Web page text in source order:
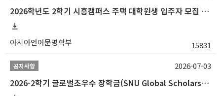
2026학년도 2학기 시흥캠퍼스 주택 대학원생 입주자 모집 안내
아시아언어문명학부 15831
공지사항
2026-2학기 글로벌초우수 장학금(SNU Global Scholarship, GS) 신청 안내(~7/12 23:00)
2026-07-03